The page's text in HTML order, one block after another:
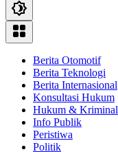
Berita Otomotif
Berita Teknologi
Berita Internasional
Konsultasi Hukum
Hukum & Kriminal
Info Publik
Peristiwa
Politik